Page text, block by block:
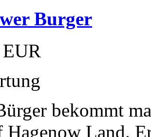
Burger
bekommt
Hagenow Land.